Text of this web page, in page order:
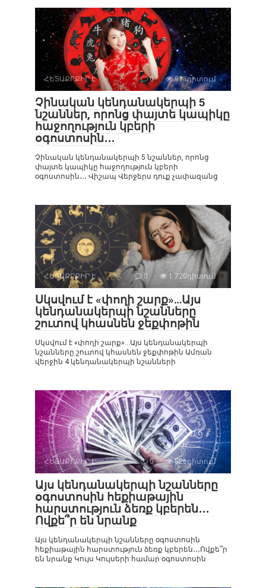
ՀԵՏԱՔՐՔԻՐ Է 0 918դիտում
Չինական կենդանակերպի 5
նշաններ, որոնց փայտե կապիկը
հաջողություն կբերի
օգոստոսին․․․
Չինական կենդանակերպի 5 նշաններ, որոնց
փայտե կապիկը հաջողություն կբերի
օգոստոսին․․․ Վիշապ Վերջերս դուք չափազանց
ՀԵՏԱՔՐՔԻՐ Է 0 1 720դիտում
Սկսվում է «փողի շարք»…Այս
կենդանակերպի նշանները
շուտով կհասնեն ջեքփոթին
Սկսվում է «փողի շարք»…Այս կենդանակերպի
նշանները շուտով կհասնեն ջեքփոթին Ամռան
վերջին 4 կենդանակերպի նշանների
ՀԵՏԱՔՐՔԻՐ Է 0 826դիտում
Այս կենդանակերպի նշանները
օգոստոսին հեքիաթային
հարստություն ձեռք կբերեն․․․
Ովքե՞ր են նրանք
Այս կենդանակերպի նշանները օգոստոսին
հեքիաթային հարստություն ձեռք կբերեն․․․Ովքե՞ր
են նրանք Կույս Կույսերի համար օգոստոսին